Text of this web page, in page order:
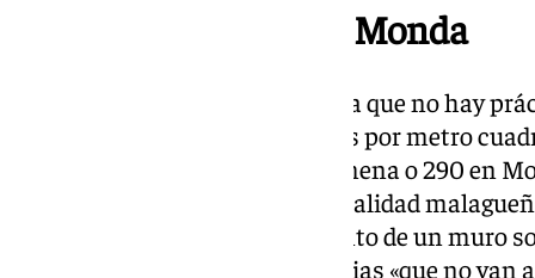
Desprendimiento en Monda
«Es una situación histórica de la que no hay
muchísimos años con 160 litros por metro
Guadarranque, 280 litros en Jimena o 290 en
que ha detallado que en esta localidad
peligrosa» por el desprendimiento de un muro
desalojar a una docena de familias «que no van